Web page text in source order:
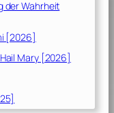
der Wahrheit
[2026]
Mary [2026]